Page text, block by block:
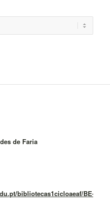
de Faria
bibliotecas1cicloaeaf/BE-